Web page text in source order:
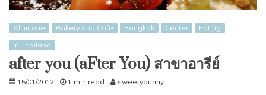
All in one Bakery and Cafe Bangkok Center
Eating
In Thailand
after you (aFter You) สาขาอารีย์
15/01/2012 1 min read sweetybunny